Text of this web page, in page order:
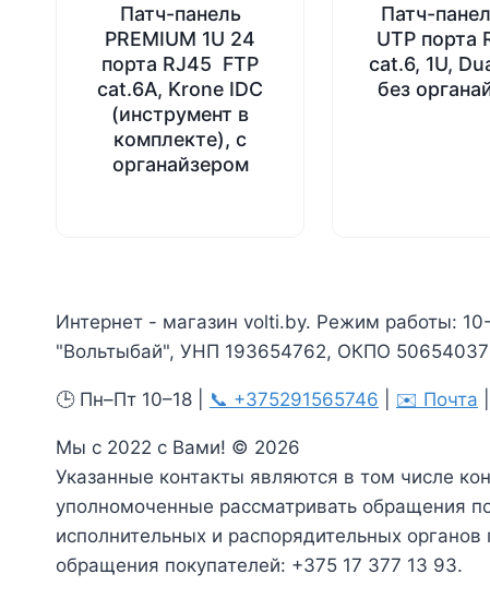
Патч-панель
PREMIUM 1U 24
порта RJ45 FTP
cat.6A, Krone IDC
(инструмент в
комплекте), с
органайзером
Патч-
UTP порта
cat.6, 1U,
без
Интернет - магазин volti.by. Режим работы:
"Вольтыбай", УНП 193654762, ОКПО
🕒 Пн–Пт 10–18 | 📞 +375291565746 ✉️ Почта
Мы с 2022 с Вами! © 2026
Указанные контакты являются в том числе
уполномоченные рассматривать обращения
исполнительных и распорядительных
обращения покупателей: +375 17 377 13 93.